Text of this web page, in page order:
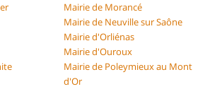
Mairie de Morancé
Mairie de Neuville sur Saône
Mairie d'Orliénas
Mairie d'Ouroux
Mairie de Poleymieux au Mont
d'Or